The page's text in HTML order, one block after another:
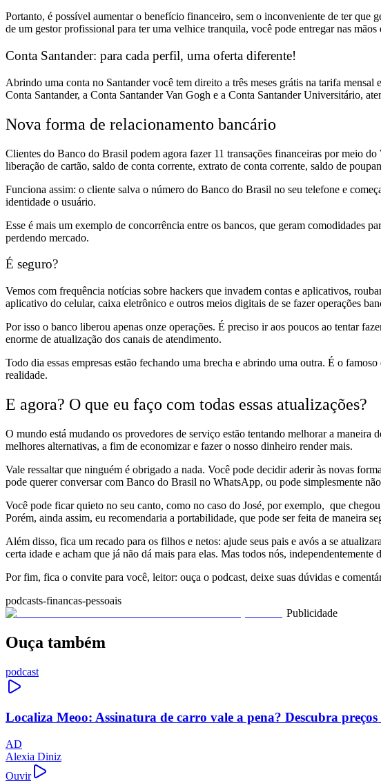
Portanto, é possível aumentar o benefício financeiro, sem o inconveniente de ter que
de um gestor profissional para ter uma velhice tranquila, você pode entregar nas
Conta Santander: para cada perfil, uma oferta diferente!
Abrindo uma conta no Santander você tem direito a três meses grátis na tarifa
Conta Santander, a Conta Santander Van Gogh e a Conta Santander Universitário,
Nova forma de relacionamento bancário
Clientes do Banco do Brasil podem agora fazer 11 transações financeiras por meio
liberação de cartão, saldo de conta corrente, extrato de conta corrente, saldo de
Funciona assim: o cliente salva o número do Banco do Brasil no seu telefone e
identidade o usuário.
Esse é mais um exemplo de concorrência entre os bancos, que geram comodidades
perdendo mercado.
É seguro?
Vemos com frequência notícias sobre hackers que invadem contas e aplicativos,
aplicativo do celular, caixa eletrônico e outros meios digitais de se fazer operações
Por isso o banco liberou apenas onze operações. É preciso ir aos poucos ao tentar
enorme de atualização dos canais de atendimento.
Todo dia essas empresas estão fechando uma brecha e abrindo uma outra. É o
realidade.
E agora? O que eu faço com todas essas atualizações?
O mundo está mudando os provedores de serviço estão tentando melhorar a
melhores alternativas, a fim de economizar e fazer o nosso dinheiro render mais.
Vale ressaltar que ninguém é obrigado a nada. Você pode decidir aderir às novas
pode querer conversar com Banco do Brasil no WhatsApp, ou pode simplesmente
Você pode ficar quieto no seu canto, como no caso do José, por exemplo, que
Porém, ainda assim, eu recomendaria a portabilidade, que pode ser feita de maneira
Além disso, fica um recado para os filhos e netos: ajude seus pais e avós a se
certa idade e acham que já não dá mais para elas. Mas todos nós,
Por fim, fica o convite para você, leitor: ouça o podcast, deixe suas dúvidas e
podcasts-financas-pessoais
Publicidade
Ouça também
podcast
Localiza Meoo: Assinatura de carro vale a pena? Descubra preços
AD
Alexia Diniz
Ouvir